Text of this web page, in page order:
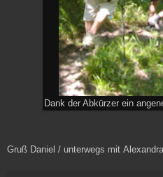
Dank der Abkürzer ein
Gruß Daniel / unterwegs mit